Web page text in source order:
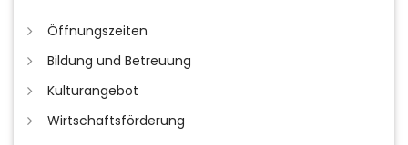
Öffnungszeiten
Bildung und Betreuung
Kulturangebot
Wirtschaftsförderung